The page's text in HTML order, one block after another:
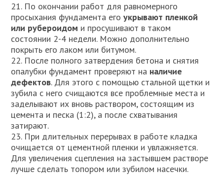
21. По окончании работ для равномерного
просыхания фундамента егоукрывают пленкой
или рубероидом и просушивают в таком
состоянии 2-4 недели. Можно дополнительно
покрыть его лаком или битумом.
22. После полного затвердения бетона и снятия
опалубки фундамент проверяют на наличие
дефектов. Для этого с помощью стальной щетки и
зубила с него счищаются все проблемные места и
заделывают их вновь раствором, состоящим из
цемента и песка (1:2), а после схватывания
затирают.
23. При длительных перерывах в работе кладка
очищается от цементной пленки и увлажняется.
Для увеличения сцепления на застывшем растворе
лучше сделать топором или зубилом насечки.